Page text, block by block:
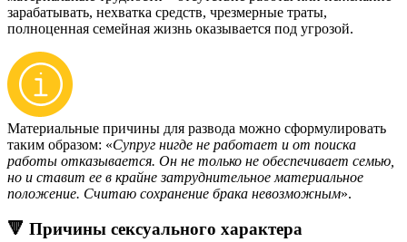
зарабатывать, нехватка средств, чрезмерные траты,
полноценная семейная жизнь оказывается под угрозой.
Материальные причины для развода можно сформулировать
таким образом: «Супруг нигде не работает и от поиска
работы отказывается. Он не только не обеспечивает семью,
но и ставит ее в крайне затруднительное материальное
положение. Считаю сохранение брака невозможным».
🔻 Причины сексуального характера